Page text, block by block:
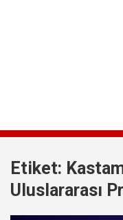
Etiket:
Uluslararası